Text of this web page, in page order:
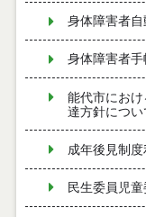
身体障害者
身体障害者手
能代市にお
達方針につい
成年後見制
民生委員児童